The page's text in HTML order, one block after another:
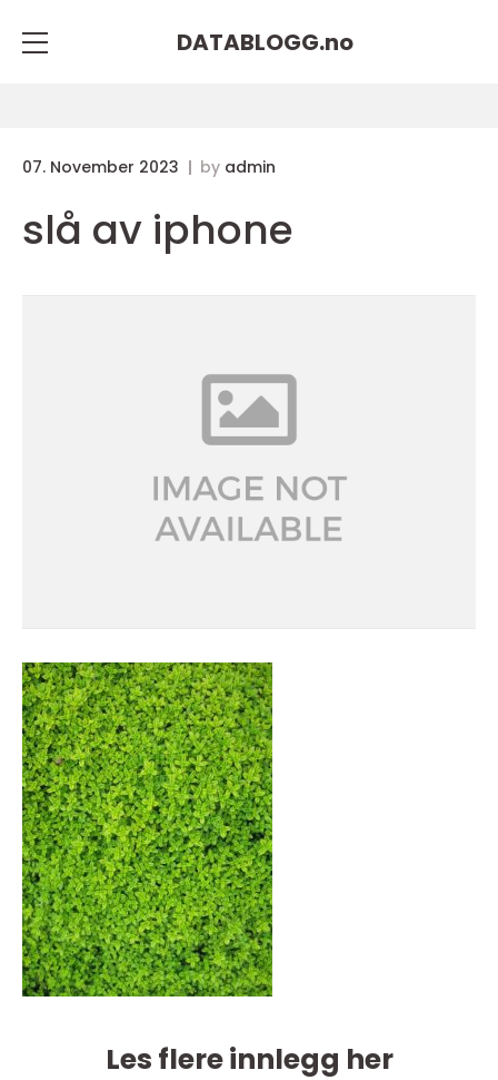
DATABLOGG.no
07. November 2023 by admin
slå av iphone
Les flere innlegg her